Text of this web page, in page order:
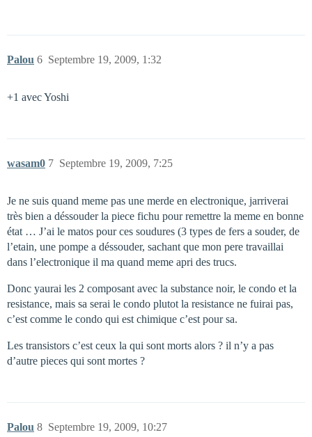
Palou Septembre 19, 2009, 1:32
6
+1 avec Yoshi
wasam0 Septembre 19, 2009, 7:25
7
Je ne suis quand meme pas une merde en electronique, jarriverai
très bien a déssouder la piece fichu pour remettre la meme en bonne
état … J’ai le matos pour ces soudures (3 types de fers a souder, de
l’etain, une pompe a déssouder, sachant que mon pere travaillai
dans l’electronique il ma quand meme apri des trucs.
Donc yaurai les 2 composant avec la substance noir, le condo et la
resistance, mais sa serai le condo plutot la resistance ne fuirai pas,
c’est comme le condo qui est chimique c’est pour sa.
Les transistors c’est ceux la qui sont morts alors ? il n’y a pas
d’autre pieces qui sont mortes ?
Palou Septembre 19, 2009, 10:27
8